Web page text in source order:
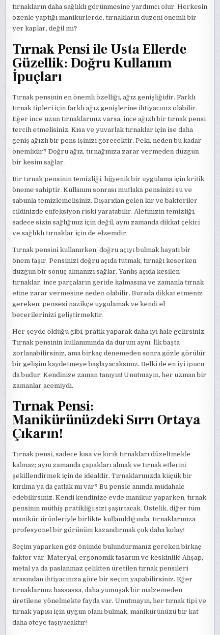
tırnakların daha sağlıklı görünmesine yardımcı olur. Herkesin
özenle yaptığı manikürlerde, tırnakların düzeni önemli bir
yer kaplar, değil mi?
Tırnak Pensi ile Usta Ellerde
Güzellik: Doğru Kullanım
İpuçları
Tırnak pensinin en önemli özelliği, ağız genişliğidir. Farklı
tırnak tipleri için farklı ağız genişlerine ihtiyacınız olabilir.
Eğer ince uzun tırnaklarınız varsa, ince ağızlı bir tırnak pensi
tercih etmelisiniz. Kısa ve yuvarlak tırnaklar için ise daha
geniş ağızlı bir pens işinizi görecektir. Peki, neden bu kadar
önemlidir? Doğru ağız, tırnağınıza zarar vermeden düzgün
bir kesim sağlar.
Bir tırnak pensinin temizliği, hijyenik bir uygulama için kritik
öneme sahiptir. Kullanım sonrası mutlaka pensinizi su ve
sabunla temizlemelisiniz. Dışarıdan gelen kir ve bakteriler
cildinizde enfeksiyon riski yaratabilir. Aletinizin temizliği,
sadece sizin sağlığınız için değil, aynı zamanda dikkat çekici
ve sağlıklı tırnaklar için de elzemdir.
Tırnak pensini kullanırken, doğru açıyı bulmak hayati bir
önem taşır. Pensinizi doğru açıda tutmak, tırnağı keserken
düzgün bir sonuç almanızı sağlar. Yanlış açıda kesilen
tırnaklar, ince parçaların geride kalmasına ve zamanla tırnak
etine zarar vermesine neden olabilir. Burada dikkat etmeniz
gereken, pensesi nazikçe uygulamak ve kendi el
becerilerinizi geliştirmektir.
Her şeyde olduğu gibi, pratik yaparak daha iyi hale gelirsiniz.
Tırnak pensinin kullanımında da durum aynı. İlk başta
zorlanabilirsiniz, ama birkaç denemeden sonra gözle görülür
bir gelişim kaydetmeye başlayacaksınız. Belki de en iyi ipucu
da budur: Kendinize zaman tanıyın! Unutmayın, her uzman bir
zamanlar acemiydi.
Tırnak Pensi:
Manikürünüzdeki Sırrı Ortaya
Çıkarın!
Tırnak pensi, sadece kısa ve kırık tırnakları düzeltmekle
kalmaz; aynı zamanda çapakları almak ve tırnak etlerini
şekillendirmek için de idealdir. Tırnaklarınızda küçük bir
kırılma ya da çatlak mı var? Bu pensle anında müdahale
edebilirsiniz. Kendi kendinize evde manikür yaparken, tırnak
pensinin müthiş pratikliği sizi şaşırtacak. Üstelik, diğer tüm
manikür ürünleriyle birlikte kullanıldığında, tırnaklarınıza
profesyonel bir görünüm kazandırmak çok daha kolay!
Seçim yaparken göz önünde bulundurmanız gereken birkaç
faktör var. Materyal, ergonomik tasarım ve keskinlik! Ahşap,
metal ya da paslanmaz çelikten üretilen tırnak pensileri
arasından ihtiyacınıza göre bir seçim yapabilirsiniz. Eğer
tırnaklarınız hassassa, daha yumuşak bir malzemeden
üretilene yönelmekte fayda var. Unutmayın, her tırnak tipi ve
tırnak yapısı için uygun olanı bulmak, manikürünüzü bir kat
daha öteye taşıyacaktır!